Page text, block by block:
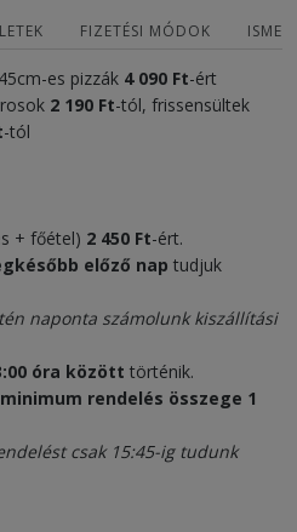
FIZETÉSI MÓDOK
es pizzák 4 090 Ft-ért
2 190 Ft-tól, frissensültek
-tól
+ főétel) 2 450 Ft-ért.
előző nap tudjuk
naponta számolunk kiszállítási
óra között történik.
rendelés összege 1
csak 15:45-ig tudunk